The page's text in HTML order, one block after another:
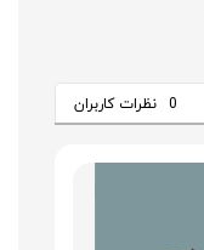
0 نظرات کاربران